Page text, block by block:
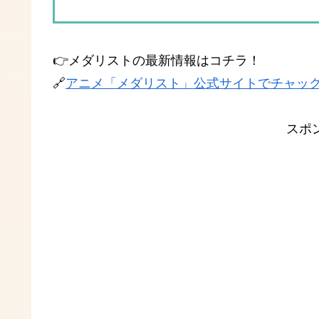
👉メダリストの最新情報はコチラ！
🔗アニメ「メダリスト」公式サイトでチャック
スポ